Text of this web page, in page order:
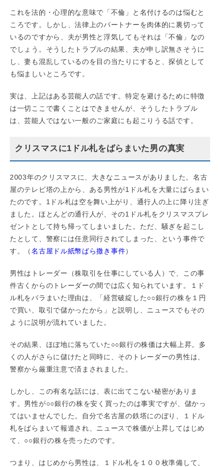
これを法的・心理的な意味で「不倫」と名付けるのは悩むと
ころです。しかし、法律上のパートナーを肉体的に裏切って
いるのですから、夫が男性と浮気してもそれは「不倫」なの
でしょう。そうしたトラブルの結果、夫が申し訳無さそうに
し、妻も混乱しているのを目の当たりにすると、探偵として
も悩ましいところです。
実は、上記はある芸能人の話です。特定を避けるために特徴
は一切ここで書くことはできませんが、そうしたトラブル
は、芸能人ではない一般のご家庭にも起こりうる話です。
クリスマスに1ドル札をばらまいた男の真実
2003年のクリスマスに、大きなニュースがありました。名古
屋のテレビ塔の上から、ある男性が1ドル札を大量にばらまい
たのです。1ドル札は空を舞い上がり、通行人の上に降り注ぎ
ました。ほとんどの通行人が、その1ドル札をクリスマスプレ
ゼントとして持ち帰ってしまいました。ただ、騒ぎを起こし
たとして、警察には任意同行されてしまった、という事件で
す。（名古屋ドル紙幣ばら撒き事件）
男性はトレーダー（株取引を仕事にしている人）で、この事
件古くからのトレーダーの間では広く知られています。１ド
ル札をバラまいた理由は、「経営破綻した○○銀行の株を１円
で買い、取引で儲かったから」と説明し、ニュースでもその
ように説明が流れていました。
その結果、ほぼ地に落ちていた○○銀行の株価は大幅上昇。多
くの人がさらに儲けたと同時に、そのトレーダーの男性は、
警察から厳重注意で済まされました。
しかし、この有名な話には、表に出てこない秘密がありま
す。男性が○○銀行の株を安く買ったのは事実ですが、儲かっ
てはいませんでした。自分で名古屋の鉄塔にのぼり、１ドル
札をばらまいて報道され、ニュースで株価が上昇してはじめ
て、○○銀行の株を売ったのです。
つまり、はじめから男性は、１ドル札を１００枚準備して、